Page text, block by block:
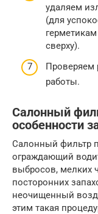
удаляем
(для
сверху).
Проверяем
работы.
Салонный
особенности
Салонный фильтр
ограждающий
выбросов, мелких
посторонних
неочищенный
этим такая